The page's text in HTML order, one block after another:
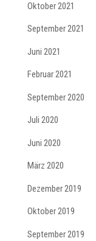
Oktober 2021
September 2021
Juni 2021
Februar 2021
September 2020
Juli 2020
Juni 2020
März 2020
Dezember 2019
Oktober 2019
September 2019